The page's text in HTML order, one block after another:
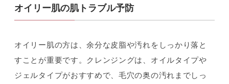
オイリー肌の肌トラブル予防
オイリー肌の方は、余分な皮脂や汚れをしっかり落と
すことが重要です。クレンジングは、オイルタイプや
ジェルタイプがおすすめで、毛穴の奥の汚れまでしっ